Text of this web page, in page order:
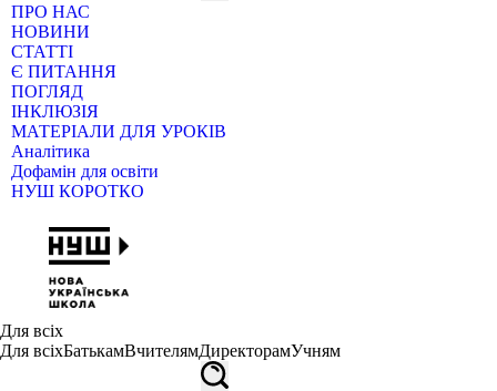
ПРО НАС
НОВИНИ
СТАТТІ
Є ПИТАННЯ
ПОГЛЯД
ІНКЛЮЗІЯ
МАТЕРІАЛИ ДЛЯ УРОКІВ
Аналітика
Дофамін для освіти
НУШ КОРОТКО
Для всіх
Для всіхБатькамВчителямДиректорамУчням